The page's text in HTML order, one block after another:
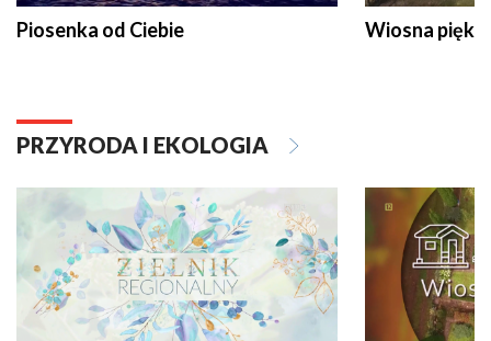
Piosenka od Ciebie Wiosna
PRZYRODA I EKOLOGIA